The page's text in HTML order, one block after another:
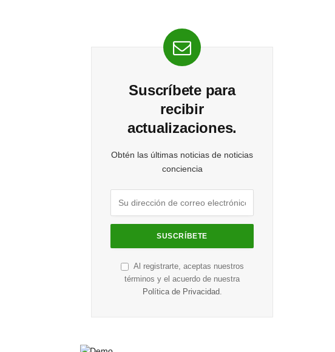
Suscríbete para
recibir
actualizaciones.
Obtén las últimas noticias de noticias
conciencia
Al registrarte, aceptas nuestros
términos y el acuerdo de nuestra
Política de Privacidad